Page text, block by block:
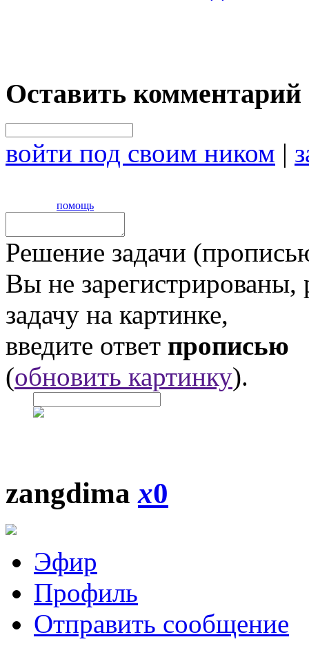
Оставить комментарий
войти под своим ником |
помощь
Решение задачи
Вы не
задачу на картинке,
введите ответ прописью
(обновить картинку).
zangdimax0
Эфир
Профиль
Отправить сообщение